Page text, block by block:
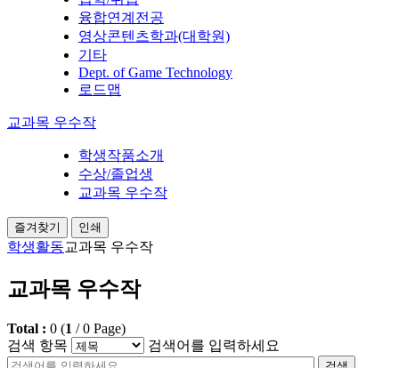
융합연계전공
영상콘텐츠학과(대학원)
기타
Dept. of Game Technology
로드맵
교과목 우수작
학생작품소개
수상/졸업생
교과목 우수작
즐겨찾기 인쇄
학생활동교과목 우수작
교과목 우수작
Total : 0 (1 /0 Page)
검색 항목
검색어를 입력하세요